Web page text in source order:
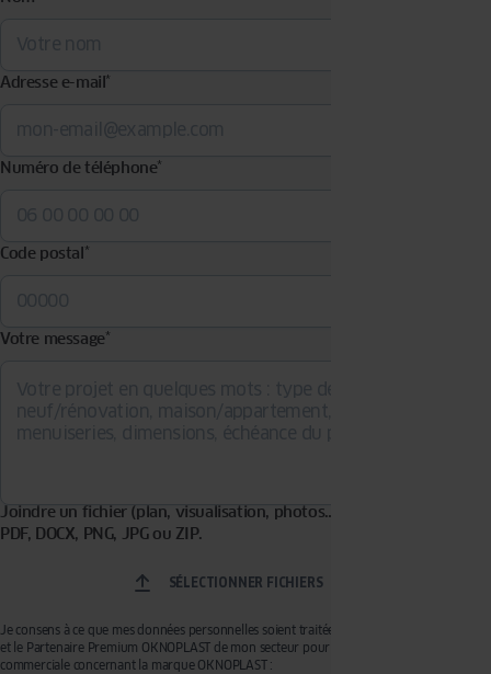
Adresse e-mail*
Numéro de téléphone*
Code postal*
Votre message*
Joindre un fichier (plan, visualisation, photos…). Formats acceptés :
PDF, DOCX, PNG, JPG ou ZIP.
SÉLECTIONNER FICHIERS
Je consens à ce que mes données personnelles soient traitées par OKNOPLAST Sp. z o.o.
et le Partenaire Premium OKNOPLAST de mon secteur pour recevoir de la prospection
commerciale concernant la marque OKNOPLAST :